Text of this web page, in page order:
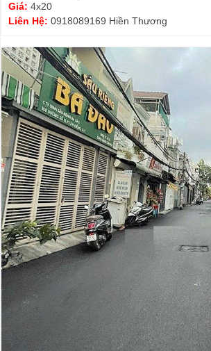
Giá: 4x20
Liên Hệ: 0918089169 Hiền Thương